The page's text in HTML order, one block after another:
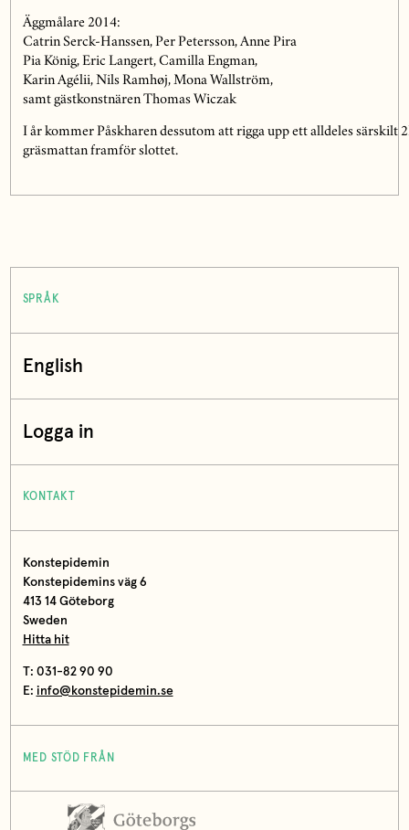
Äggmålare 2014:
Catrin Serck-Hanssen, Per Petersson, Anne Pira
Pia König, Eric Langert, Camilla Engman,
Karin Agélii, Nils Ramhøj, Mona Wallström,
samt gästkonstnären Thomas Wiczak
I år kommer Påskharen dessutom att rigga upp ett alldeles särskilt
gräsmattan framför slottet.
SPRÅK
English
Logga in
KONTAKT
Konstepidemin
Konstepidemins väg 6
413 14 Göteborg
Sweden
Hitta hit
T: 031-82 90 90
E: info@konstepidemin.se
MED STÖD FRÅN